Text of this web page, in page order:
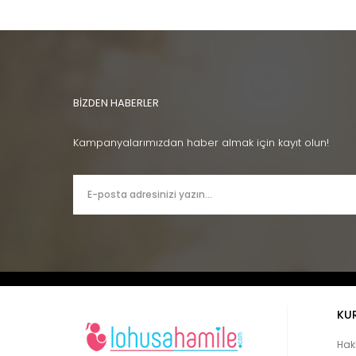
BİZDEN HABERLER
Kampanyalarımızdan haber almak için kayıt olun!